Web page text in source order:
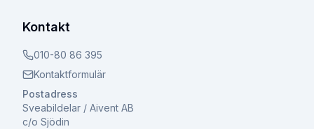
Kontakt
010-80 86 395
Kontaktformulär
Postadress
Sveabildelar / Aivent AB
c/o Sjödin